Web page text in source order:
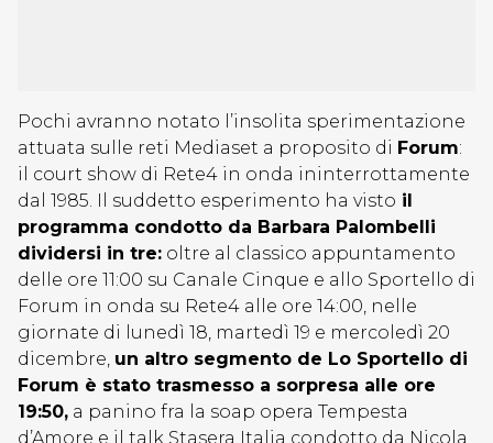
Pochi avranno notato l’insolita sperimentazione
attuata sulle reti Mediaset a proposito di Forum:
il court show di Rete4 in onda ininterrottamente
dal 1985. Il suddetto esperimento ha visto il
programma condotto da Barbara Palombelli
dividersi in tre: oltre al classico appuntamento
delle ore 11:00 su Canale Cinque e allo Sportello di
Forum in onda su Rete4 alle ore 14:00, nelle
giornate di lunedì 18, martedì 19 e mercoledì 20
dicembre, un altro segmento de Lo Sportello di
Forum è stato trasmesso a sorpresa alle ore
19:50, a panino fra la soap opera Tempesta
d’Amore e il talk Stasera Italia condotto da Nicola